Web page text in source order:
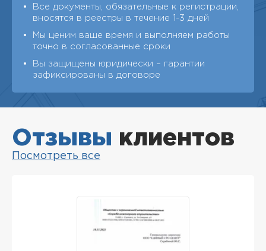
Все документы, обязательные к регистрации,
вносятся в реестры в течение 1-3 дней
Мы ценим ваше время и выполняем работы
точно в согласованные сроки
Вы защищены юридически – гарантии
зафиксированы в договоре
Отзывы клиентов
Посмотреть все